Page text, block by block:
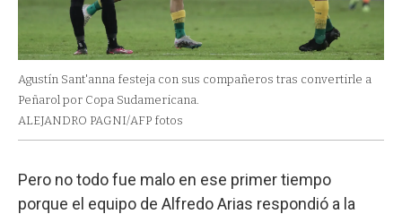
Agustín Sant'anna festeja con sus compañeros tras convertirle a
Peñarol por Copa Sudamericana.
ALEJANDRO PAGNI/AFP fotos
Pero no todo fue malo en ese primer tiempo
porque el equipo de Alfredo Arias respondió a la